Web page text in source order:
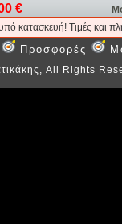
€
κατασκευή! Τιμές και
Προσφορές
All Rights